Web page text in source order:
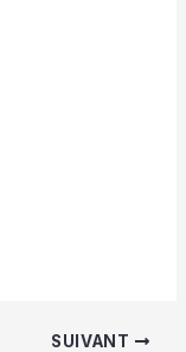
SUIVANT